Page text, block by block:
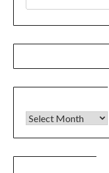
Arsip